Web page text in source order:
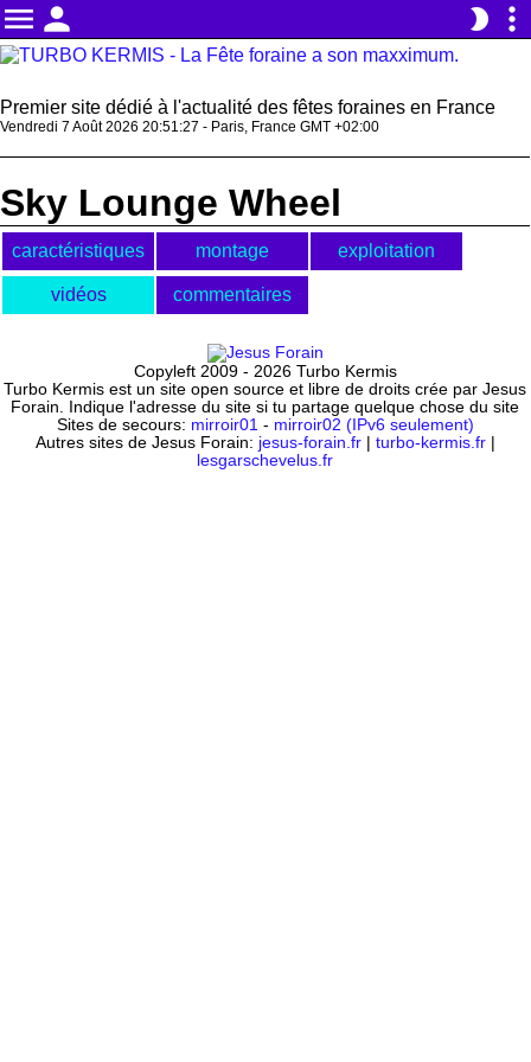
menu person brightness_2 more_vert
Premier site dédié à l'actualité des fêtes foraines en France
Vendredi 7 Août 2026 20:51:27 - Paris, France GMT +02:00
Sky Lounge Wheel
caractéristiques montage exploitation
vidéos commentaires
Copyleft 2009 - 2026 Turbo Kermis
Turbo Kermis est un site open source et libre de droits crée par Jesus
Forain. Indique l'adresse du site si tu partage quelque chose du site
Sites de secours: mirroir01 - mirroir02 (IPv6 seulement)
Autres sites de Jesus Forain: jesus-forain.fr| turbo-kermis.fr|
lesgarschevelus.fr